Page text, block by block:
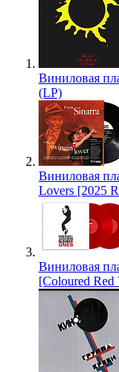
Виниловая
(LP)
Виниловая
Lovers [2025
Виниловая
[Coloured